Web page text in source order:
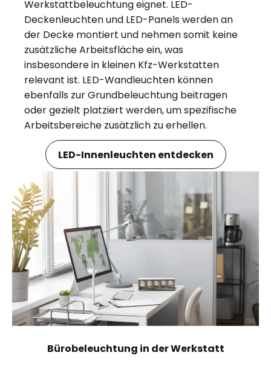
Werkstattbeleuchtung eignet. LED-
Deckenleuchten und LED-Panels werden an
der Decke montiert und nehmen somit keine
zusätzliche Arbeitsfläche ein, was
insbesondere in kleinen Kfz-Werkstatten
relevant ist. LED-Wandleuchten können
ebenfalls zur Grundbeleuchtung beitragen
oder gezielt platziert werden, um spezifische
Arbeitsbereiche zusätzlich zu erhellen.
LED-Innenleuchten entdecken
Bürobeleuchtung in der Werkstatt